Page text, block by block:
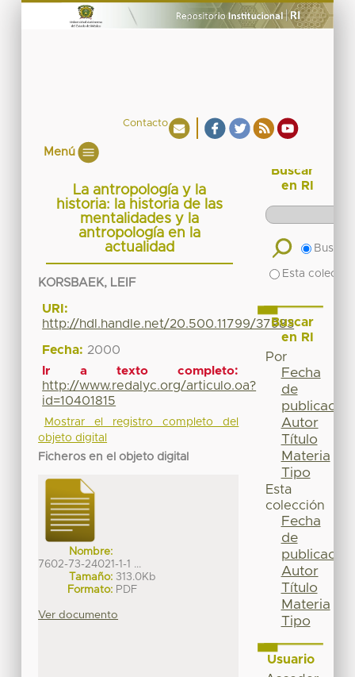
Contacto
Menú
La antropología y la
historia: la historia de las
mentalidades y la
antropología en la
actualidad
KORSBAEK, LEIF
URI:
http://hdl.handle.net/20.500.11799/37983
Fecha: 2000
Ir a texto completo:
http://www.redalyc.org/articulo.oa?
id=10401815
Mostrar el registro completo del
objeto digital
Ficheros en el objeto digital
Nombre:
7602-73-24021-1-1 ...
Tamaño: 313.0Kb
Formato: PDF
Ver documento
Buscar
en RI
Buscar
Esta
Buscar
en RI
Por
Fecha
de
publicación
Autor
Título
Materia
Tipo
Esta
colección
Fecha
de
publicación
Autor
Título
Materia
Tipo
Usuario